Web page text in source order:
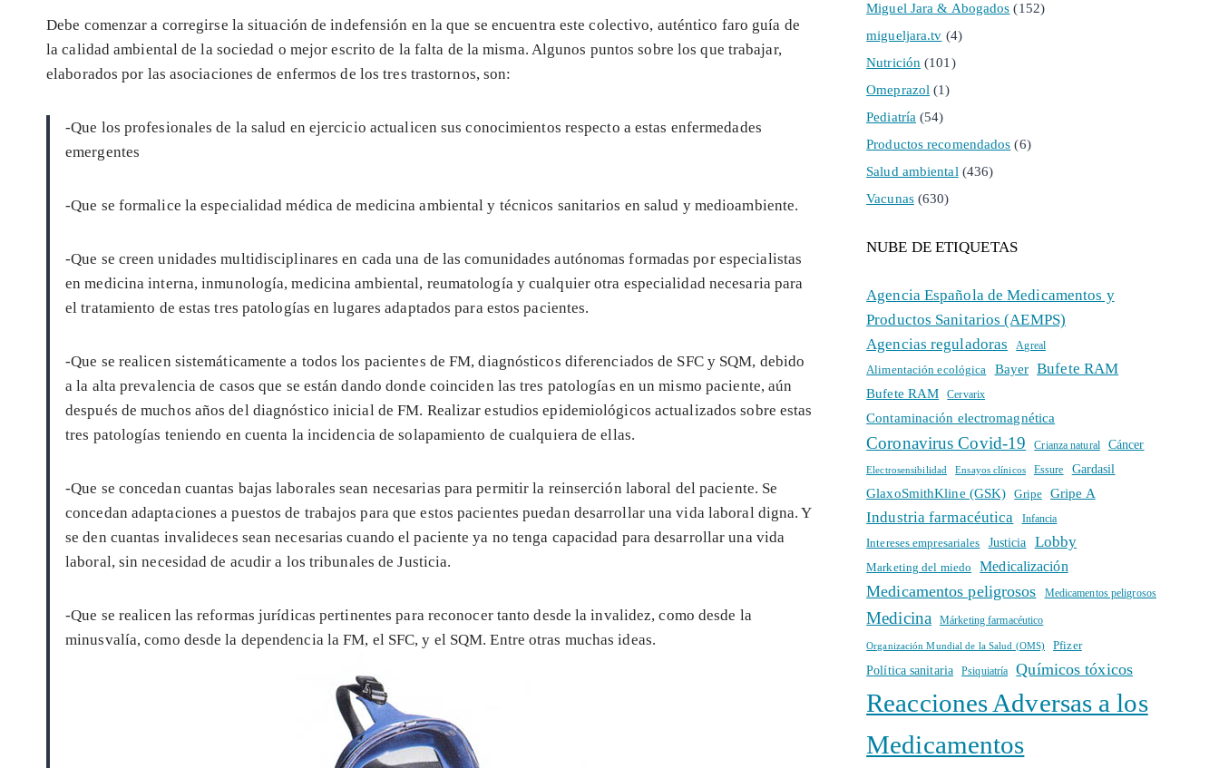
Debe comenzar a corregirse la situación de indefensión en la que se encuentra este colectivo, auténtico faro guía de
la calidad ambiental de la sociedad o mejor escrito de la falta de la misma. Algunos puntos sobre los que trabajar,
elaborados por las asociaciones de enfermos de los tres trastornos, son:
-Que los profesionales de la salud en ejercicio actualicen sus conocimientos respecto a estas enfermedades
emergentes
-Que se formalice la especialidad médica de medicina ambiental y técnicos sanitarios en salud y medioambiente.
-Que se creen unidades multidisciplinares en cada una de las comunidades autónomas formadas por especialistas
en medicina interna, inmunología, medicina ambiental, reumatología y cualquier otra especialidad necesaria para
el tratamiento de estas tres patologías en lugares adaptados para estos pacientes.
-Que se realicen sistemáticamente a todos los pacientes de FM, diagnósticos diferenciados de SFC y SQM, debido
a la alta prevalencia de casos que se están dando donde coinciden las tres patologías en un mismo paciente, aún
después de muchos años del diagnóstico inicial de FM. Realizar estudios epidemiológicos actualizados sobre estas
tres patologías teniendo en cuenta la incidencia de solapamiento de cualquiera de ellas.
-Que se concedan cuantas bajas laborales sean necesarias para permitir la reinserción laboral del paciente. Se
concedan adaptaciones a puestos de trabajos para que estos pacientes puedan desarrollar una vida laboral digna. Y
se den cuantas invalideces sean necesarias cuando el paciente ya no tenga capacidad para desarrollar una vida
laboral, sin necesidad de acudir a los tribunales de Justicia.
-Que se realicen las reformas jurídicas pertinentes para reconocer tanto desde la invalidez, como desde la
minusvalía, como desde la dependencia la FM, el SFC, y el SQM. Entre otras muchas ideas.
Miguel Jara & Abogados (152)
migueljara.tv (4)
Nutrición (101)
Omeprazol (1)
Pediatría (54)
Productos recomendados (6)
Salud ambiental (436)
Vacunas(630)
NUBE DE ETIQUETAS
Agencia Española de Medicamentos y
Productos Sanitarios (AEMPS)
Agencias reguladoras
Agreal
Alimentación ecológica Bayer Bufete RAM
Bufete RAM Cervarix
Contaminación electromagnética
Coronavirus Covid-19 Crianza natural Cáncer
Electrosensibilidad Ensayos clínicos Essure Gardasil
GlaxoSmithKline (GSK) Gripe Gripe A
Industria farmacéutica Infancia
Intereses empresariales Justicia Lobby
Marketing del miedo Medicalización
Medicamentos peligrosos Medicamentos peligrosos
Medicina Márketing farmacéutico
Organización Mundial de la Salud (OMS) Pfizer
Política sanitaria Psiquiatría Químicos tóxicos
Reacciones Adversas a los
Medicamentos